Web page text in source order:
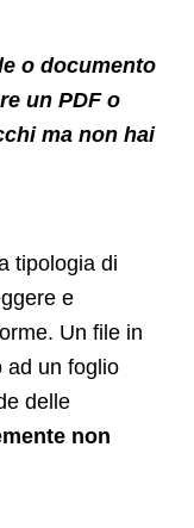
o documento
un PDF o
ma non hai
tipologia di
e
Un file in
ad un foglio
delle
non